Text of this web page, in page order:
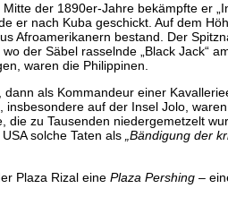
der 1890er-Jahre bekämpfte er
er nach Kuba geschickt. Auf dem
Afroamerikanern bestand. Der
wo der Säbel rasselnde „Black Jack“
waren die Philippinen.
als Kommandeur einer
auf der Insel Jolo, waren
zu Tausenden niedergemetzelt
solche Taten als„Bändigung der
Plaza Rizal einePlaza Pershing –